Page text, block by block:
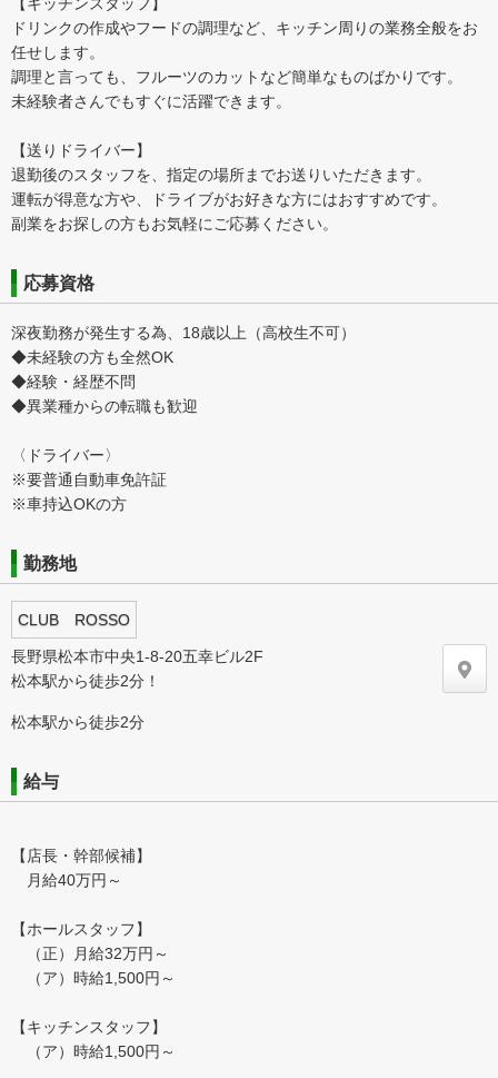
ドリンクの作成やフードの調理など、キッチン周りの業務全般をお
任せします。
調理と言っても、フルーツのカットなど簡単なものばかりです。
未経験者さんでもすぐに活躍できます。
【送りドライバー】
退勤後のスタッフを、指定の場所までお送りいただきます。
運転が得意な方や、ドライブがお好きな方にはおすすめです。
副業をお探しの方もお気軽にご応募ください。
応募資格
深夜勤務が発生する為、18歳以上（高校生不可）
◆未経験の方も全然OK
◆経験・経歴不問
◆異業種からの転職も歓迎
〈ドライバー〉
※要普通自動車免許証
※車持込OKの方
勤務地
CLUB ROSSO
長野県松本市中央1-8-20五幸ビル2F
松本駅から徒歩2分！
松本駅から徒歩2分
給与
【店長・幹部候補】
月給40万円～
【ホールスタッフ】
（正）月給32万円～
（ア）時給1,500円～
【キッチンスタッフ】
（ア）時給1,500円～